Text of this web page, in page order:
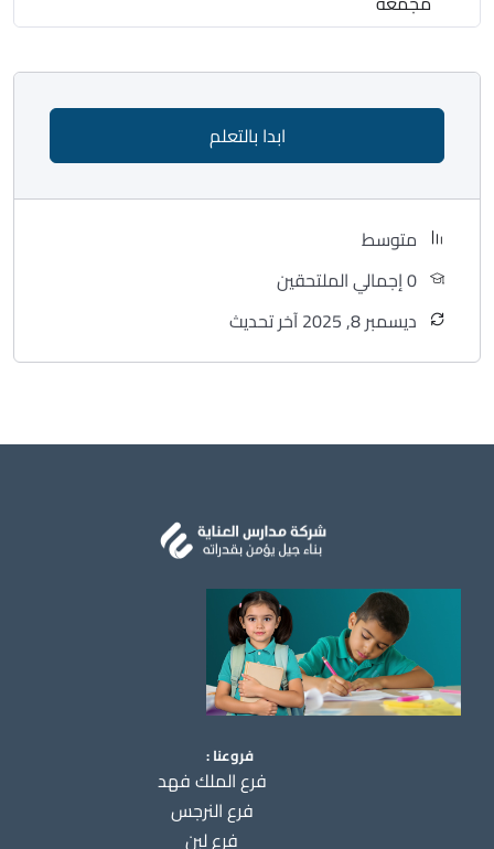
ابدا بالتعلم
متوسط
0 إجمالي الملتحقين
ديسمبر 8, 2025 آخر تحديث
فروعنا :
فرع الملك فهد
فرع النرجس
فرع لبن